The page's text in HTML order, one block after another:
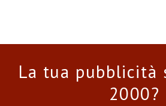
La tua pubblicità
2000?